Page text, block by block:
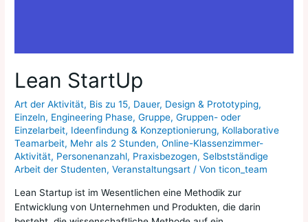
Lean StartUp
Art der Aktivität, Bis zu 15, Dauer, Design & Prototyping,
Einzeln, Engineering Phase,Gruppe,Gruppen- oder
Einzelarbeit, Ideenfindung & Konzeptionierung, Kollaborative
Teamarbeit, Mehr als 2 Stunden,Online-Klassenzimmer-
Aktivität, Personenanzahl, Praxisbezogen, Selbstständige
Arbeit der Studenten,Veranstaltungsart / Vonticon_team
Lean Startup ist im Wesentlichen eine Methodik zur
Entwicklung von Unternehmen und Produkten, die darin